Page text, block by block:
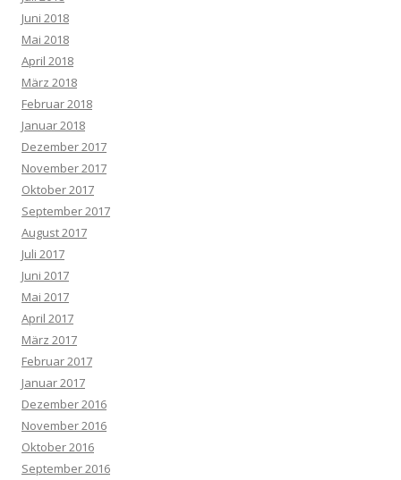
Juni 2018
Mai 2018
April 2018
März 2018
Februar 2018
Januar 2018
Dezember 2017
November 2017
Oktober 2017
September 2017
August 2017
Juli 2017
Juni 2017
Mai 2017
April 2017
März 2017
Februar 2017
Januar 2017
Dezember 2016
November 2016
Oktober 2016
September 2016